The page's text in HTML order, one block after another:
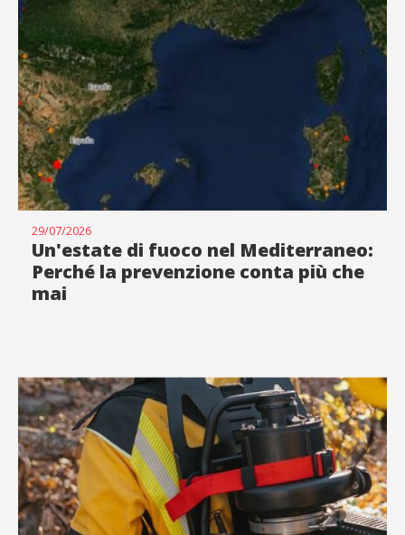
29/07/2026
Un'estate di fuoco nel Mediterraneo:
Perché la prevenzione conta più che
mai